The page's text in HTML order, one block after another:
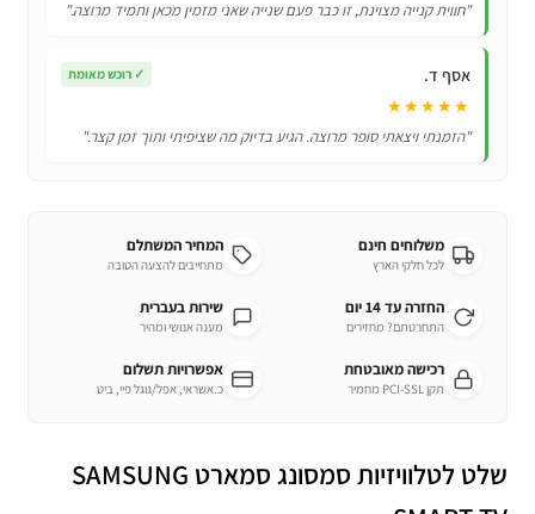
"חווית קנייה מצוינת, זו כבר פעם שנייה שאני מזמין מכאן ותמיד מרוצה."
אסף ד. ✓ רוכש מאומת
★★★★★
"הזמנתי ויצאתי סופר מרוצה. הגיע בדיוק מה שציפיתי ותוך זמן קצר."
משלוחים חינם
לכל חלקי הארץ
המחיר המשתלם
מתחייבים להצעה הטובה
החזרה עד 14 יום
התחרטתם? מחזירים
שירות בעברית
מענה אנושי ומהיר
רכישה מאובטחת
תקן PCI-SSL מחמיר
אפשרויות תשלום
כ.אשראי, אפל/גוגל פיי, ביט
שלט לטלוויזיות סמסונג סמארט SAMSUNG